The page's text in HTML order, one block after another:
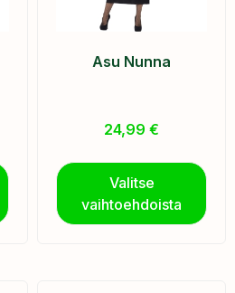
Asu Nunna
24,99 €
Valitse
vaihtoehdoista